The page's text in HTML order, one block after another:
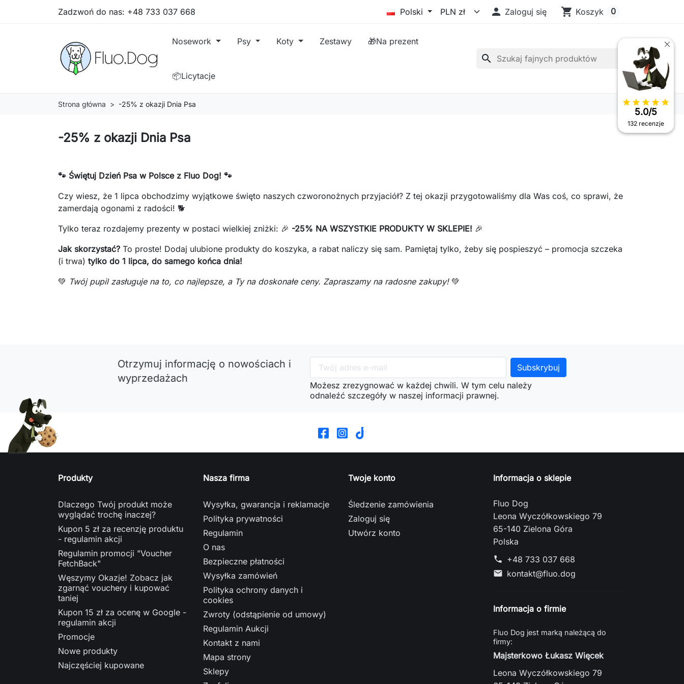
Zadzwoń do nas: +48 733 037 668 Polski  Zaloguj się shopping_cart Koszyk 0
Nosework Psy Koty Zestawy 🎁Na prezent
📦Licytacje
search
Strona główna -25% z okazji Dnia Psa
-25% z okazji Dnia Psa
🐾 Świętuj Dzień Psa w Polsce z Fluo Dog! 🐾
Czy wiesz, że 1 lipca obchodzimy wyjątkowe święto naszych czworonożnych przyjaciół? Z tej okazji przygotowaliśmy dla Was coś, co sprawi, że
zamerdają ogonami z radości! 🐕
Tylko teraz rozdajemy prezenty w postaci wielkiej zniżki: 🎉 -25% NA WSZYSTKIE PRODUKTY W SKLEPIE! 🎉
Jak skorzystać? To proste! Dodaj ulubione produkty do koszyka, a rabat naliczy się sam. Pamiętaj tylko, żeby się pospieszyć – promocja szczeka
(i trwa) tylko do 1 lipca, do samego końca dnia!
💚 Twój pupil zasługuje na to, co najlepsze, a Ty na doskonałe ceny. Zapraszamy na radosne zakupy!💚
Otrzymuj informację o nowościach i
wyprzedażach
Możesz zrezygnować w każdej chwili. W tym celu należy
odnaleźć szczegóły w naszej informacji prawnej.
Produkty
Dlaczego Twój produkt może
wyglądać trochę inaczej?
Kupon 5 zł za recenzję produktu
- regulamin akcji
Regulamin promocji "Voucher
FetchBack"
Węszymy Okazje! Zobacz jak
zgarnąć vouchery i kupować
taniej
Kupon 15 zł za ocenę w Google -
regulamin akcji
Promocje
Nowe produkty
Najczęściej kupowane
Nasza firma
Wysyłka, gwarancja i reklamacje
Polityka prywatności
Regulamin
O nas
Bezpieczne płatności
Wysyłka zamówień
Polityka ochrony danych i
cookies
Zwroty (odstąpienie od umowy)
Regulamin Aukcji
Kontakt z nami
Mapa strony
Sklepy
Twoje konto
Śledzenie zamówienia
Zaloguj się
Utwórz konto
Informacja o sklepie
Fluo Dog
Leona Wyczółkowskiego 79
65-140 Zielona Góra
Polska
phone +48 733 037 668
mail kontakt@fluo.dog
Informacja o firmie
Fluo Dog jest marką należącą do
firmy:
Majsterkowo Łukasz Więcek
Leona Wyczółkowskiego 79
star star star star star
5.0/5
132 recenzje